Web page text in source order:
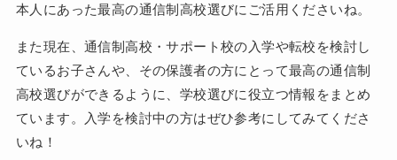
本人にあった最高の通信制高校選びにご活用くださいね。
また現在、通信制高校・サポート校の入学や転校を検討し
ているお子さんや、その保護者の方にとって最高の通信制
高校選びができるように、学校選びに役立つ情報をまとめ
ています。入学を検討中の方はぜひ参考にしてみてくださ
いね！